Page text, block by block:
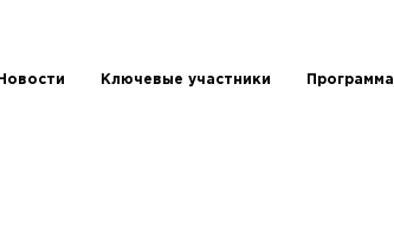
Новости Ключевые участники Программа